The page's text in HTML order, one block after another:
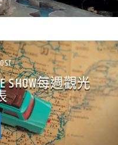
SHOW每週觀光